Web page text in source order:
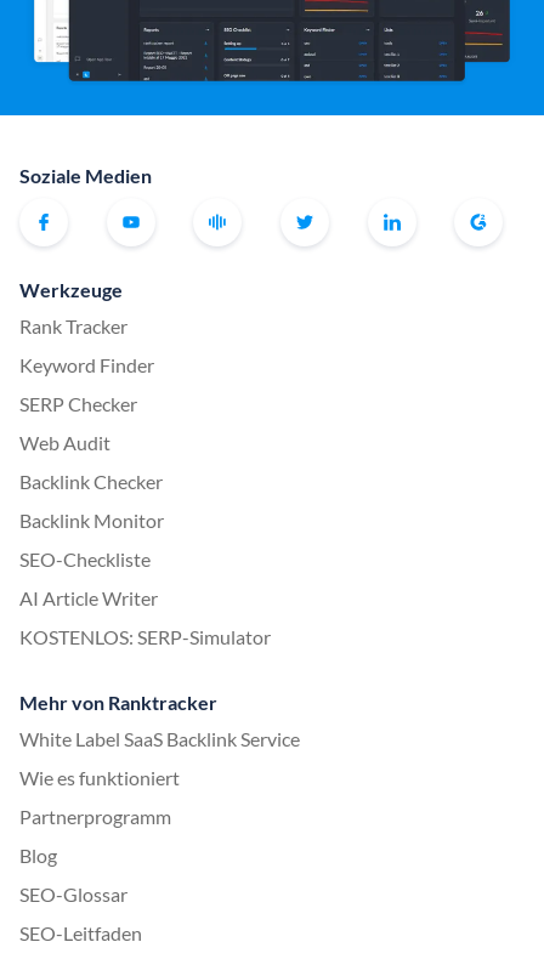
Soziale Medien
Werkzeuge
Rank Tracker
Keyword Finder
SERP Checker
Web Audit
Backlink Checker
Backlink Monitor
SEO-Checkliste
AI Article Writer
KOSTENLOS: SERP-Simulator
Mehr von Ranktracker
White Label SaaS Backlink Service
Wie es funktioniert
Partnerprogramm
Blog
SEO-Glossar
SEO-Leitfaden